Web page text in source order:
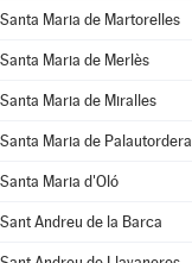
Santa Maria de Martorelles
Santa Maria de Merlès
Santa Maria de Miralles
Santa Maria de Palautordera
Santa Maria d'Oló
Sant Andreu de la Barca